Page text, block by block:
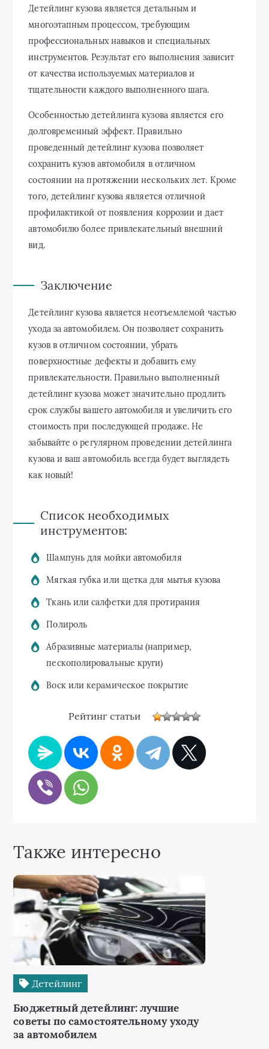
Детейлинг кузова является детальным и
многоэтапным процессом, требующим
профессиональных навыков и специальных
инструментов. Результат его выполнения зависит
от качества используемых материалов и
тщательности каждого выполненного шага.
Особенностью детейлинга кузова является его
долговременный эффект. Правильно
проведенный детейлинг кузова позволяет
сохранить кузов автомобиля в отличном
состоянии на протяжении нескольких лет. Кроме
того, детейлинг кузова является отличной
профилактикой от появления коррозии и дает
автомобилю более привлекательный внешний
вид.
Заключение
Детейлинг кузова является неотъемлемой частью
ухода за автомобилем. Он позволяет сохранить
кузов в отличном состоянии, убрать
поверхностные дефекты и добавить ему
привлекательности. Правильно выполненный
детейлинг кузова может значительно продлить
срок службы вашего автомобиля и увеличить его
стоимость при последующей продаже. Не
забывайте о регулярном проведении детейлинга
кузова и ваш автомобиль всегда будет выглядеть
как новый!
Список необходимых
инструментов:
Шампунь для мойки автомобиля
Мягкая губка или щетка для мытья кузова
Ткань или салфетки для протирания
Полироль
Абразивные материалы (например,
пескополировальные круги)
Воск или керамическое покрытие
Рейтинг статьи
Также интересно
Детейлинг
Бюджетный детейлинг: лучшие
советы по самостоятельному уходу
за автомобилем